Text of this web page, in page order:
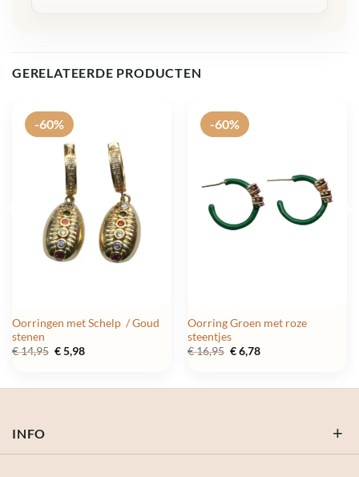
GERELATEERDE PRODUCTEN
-60%
Oorringen met Schelp / Goud
stenen
€14,95 Oorspronkelijke
prijs
€5,98Huidige
-60%
Oorring Groen met roze
steentjes
€16,95 Oorspronkelijke
prijs
€6,78Huidige
INFO